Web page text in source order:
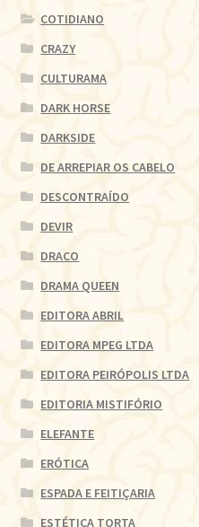
COTIDIANO
CRAZY
CULTURAMA
DARK HORSE
DARKSIDE
DE ARREPIAR OS CABELO
DESCONTRAÍDO
DEVIR
DRACO
DRAMA QUEEN
EDITORA ABRIL
EDITORA MPEG LTDA
EDITORA PEIRÓPOLIS LTDA
EDITORIA MISTIFÓRIO
ELEFANTE
ERÓTICA
ESPADA E FEITIÇARIA
ESTÉTICA TORTA